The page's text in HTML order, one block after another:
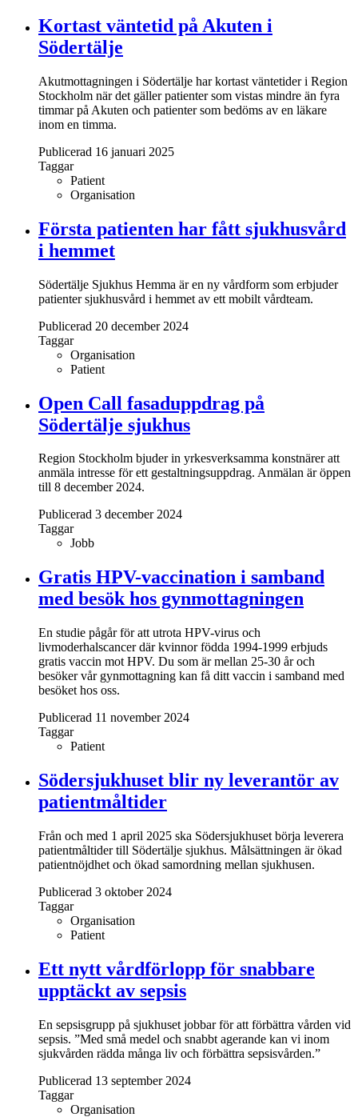
Kortast väntetid på Akuten i
Södertälje
Akutmottagningen i Södertälje har kortast väntetider i Region
Stockholm när det gäller patienter som vistas mindre än fyra
timmar på Akuten och patienter som bedöms av en läkare
inom en timma.
Publicerad 16 januari 2025
Taggar
Patient
Organisation
Första patienten har fått sjukhusvård
i hemmet
Södertälje Sjukhus Hemma är en ny vårdform som erbjuder
patienter sjukhusvård i hemmet av ett mobilt vårdteam.
Publicerad 20 december 2024
Taggar
Organisation
Patient
Open Call fasaduppdrag på
Södertälje sjukhus
Region Stockholm bjuder in yrkesverksamma konstnärer att
anmäla intresse för ett gestaltningsuppdrag. Anmälan är öppen
till 8 december 2024.
Publicerad 3 december 2024
Taggar
Jobb
Gratis HPV-vaccination i samband
med besök hos gynmottagningen
En studie pågår för att utrota HPV-virus och
livmoderhalscancer där kvinnor födda 1994-1999 erbjuds
gratis vaccin mot HPV. Du som är mellan 25-30 år och
besöker vår gynmottagning kan få ditt vaccin i samband med
besöket hos oss.
Publicerad 11 november 2024
Taggar
Patient
Södersjukhuset blir ny leverantör av
patientmåltider
Från och med 1 april 2025 ska Södersjukhuset börja leverera
patientmåltider till Södertälje sjukhus. Målsättningen är ökad
patientnöjdhet och ökad samordning mellan sjukhusen.
Publicerad 3 oktober 2024
Taggar
Organisation
Patient
Ett nytt vårdförlopp för snabbare
upptäckt av sepsis
En sepsisgrupp på sjukhuset jobbar för att förbättra vården vid
sepsis. ”Med små medel och snabbt agerande kan vi inom
sjukvården rädda många liv och förbättra sepsisvården.”
Publicerad 13 september 2024
Taggar
Organisation